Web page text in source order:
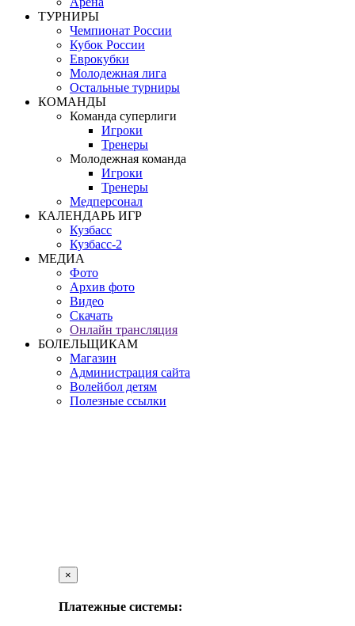
ТУРНИРЫ
Чемпионат России
Кубок России
Еврокубки
Молодежная лига
Остальные турниры
КОМАНДЫ
Команда суперлиги
Игроки
Тренеры
Молодежная команда
Игроки
Тренеры
Медперсонал
КАЛЕНДАРЬ ИГР
Кузбасс
Кузбасс-2
МЕДИА
Фото
Архив фото
Видео
Скачать
Онлайн трансляция
БОЛЕЛЬЩИКАМ
Магазин
Администрация сайта
Волейбол детям
Полезные ссылки
×
Платежные системы: